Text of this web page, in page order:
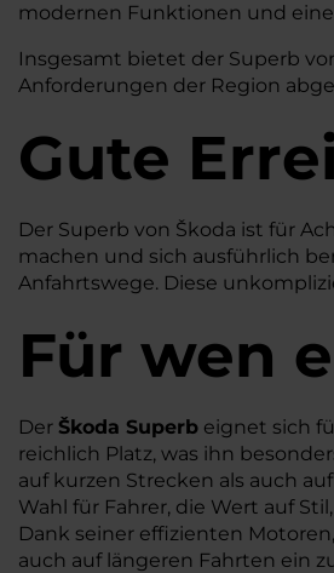
modernen Funktionen und
Insgesamt bietet der Superb
Anforderungen der Region
Gute
Der Superb von Škoda ist für
machen und sich ausführlich
Anfahrtswege. Diese
Für wen
Der Škoda Superb eignet sich
reichlich Platz, was ihn
auf kurzen Strecken als auch
Wahl für Fahrer, die Wert auf
Dank seiner effizienten
auch auf längeren Fahrten ein